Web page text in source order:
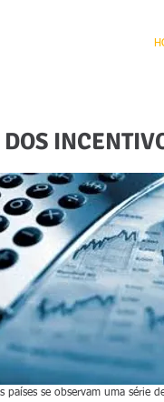
países se observam uma série